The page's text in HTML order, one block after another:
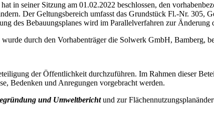
in seiner Sitzung am 01.02.2022 beschlossen, den
Der Geltungsbereich umfasst das Grundstück Fl.-Nr. 305,
des Bebauungsplanes wird im Parallelverfahren zur
durch den Vorhabenträger die Solwerk GmbH, Bamberg,
der Öffentlichkeit durchzuführen. Im Rahmen dieser
Bedenken und Anregungen vorgebracht werden.
und Umweltberichtund zur